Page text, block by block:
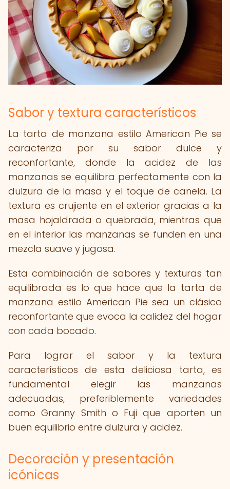
Sabor y textura característicos
La tarta de manzana estilo American Pie se
caracteriza por su sabor dulce y
reconfortante, donde la acidez de las
manzanas se equilibra perfectamente con la
dulzura de la masa y el toque de canela. La
textura es crujiente en el exterior gracias a la
masa hojaldrada o quebrada, mientras que
en el interior las manzanas se funden en una
mezcla suave y jugosa.
Esta combinación de sabores y texturas tan
equilibrada es lo que hace que la tarta de
manzana estilo American Pie sea un clásico
reconfortante que evoca la calidez del hogar
con cada bocado.
Para lograr el sabor y la textura
característicos de esta deliciosa tarta, es
fundamental elegir las manzanas
adecuadas, preferiblemente variedades
como Granny Smith o Fuji que aporten un
buen equilibrio entre dulzura y acidez.
Decoración y presentación
icónicas